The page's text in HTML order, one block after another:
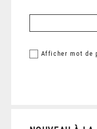
Afficher mot de